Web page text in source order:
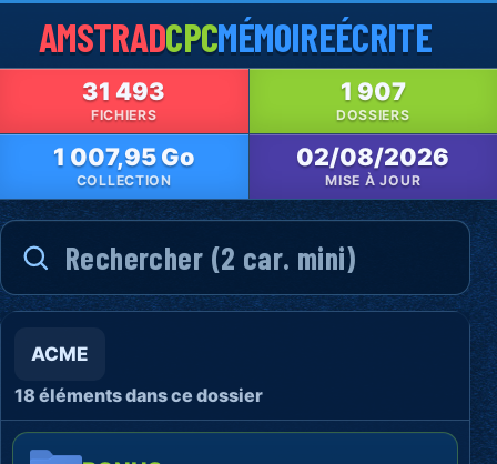
AMSTRADCPCMÉMOIREÉCRITE
31 493
FICHIERS
1 907
DOSSIERS
1 007,95 Go
COLLECTION
02/08/2026
MISE À JOUR
ACME
18 éléments dans ce dossier